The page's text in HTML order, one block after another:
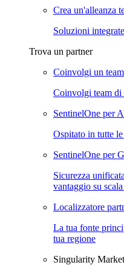
Crea un'alleanza
Soluzioni
Trova un partner
Coinvolgi un
Coinvolgi team di
SentinelOne per
Ospitato in tutte
SentinelOne per
Sicurezza
vantaggio su
Localizzatore
La tua fonte
tua regione
Singularity